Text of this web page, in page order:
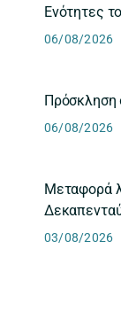
Ενότητες
06/08/2026
Πρόσκληση
06/08/2026
Μεταφορά
03/08/2026